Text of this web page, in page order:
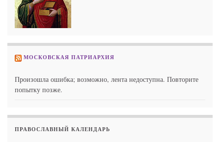
МОСКОВСКАЯ ПАТРИАРХИЯ
Произошла ошибка; возможно, лента недоступна. Повторите
попытку позже.
ПРАВОСЛАВНЫЙ КАЛЕНДАРЬ